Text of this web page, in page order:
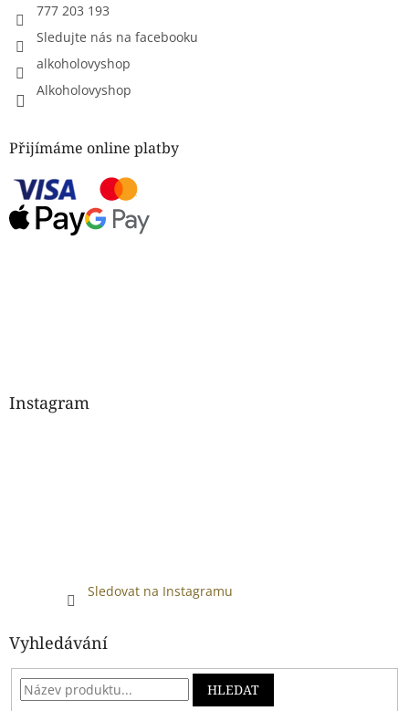
777 203 193
Sledujte nás na facebooku
alkoholovyshop
Alkoholovyshop
Přijímáme online platby
Instagram
Sledovat na Instagramu
Vyhledávání
HLEDAT